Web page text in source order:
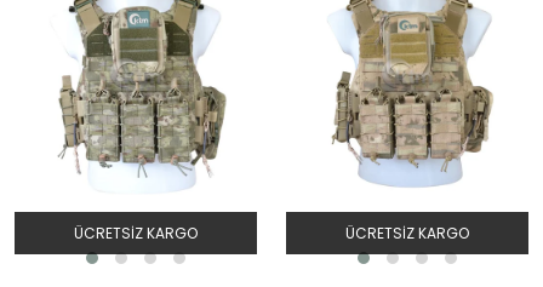
ÜCRETSIZ KARGO ÜCRETSIZ KARGO